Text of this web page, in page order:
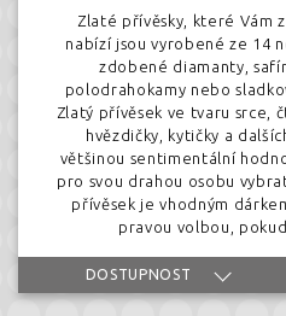
Zlaté přívěsky, které Vám
nabízí jsou vyrobené ze 14
zdobené diamanty,
polodrahokamy nebo
Zlatý přívěsek ve tvaru srce,
hvězdičky, kytičky a
většinou sentimentální
pro svou drahou osobu
přívěsek je vhodným
pravou volbou,
DOSTUPNOST